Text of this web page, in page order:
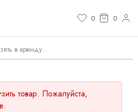
0 0
товар. Пожалуйста,